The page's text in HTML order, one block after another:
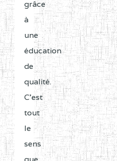
grâce
à
une
éducation
de
qualité.
C'est
tout
le
sens